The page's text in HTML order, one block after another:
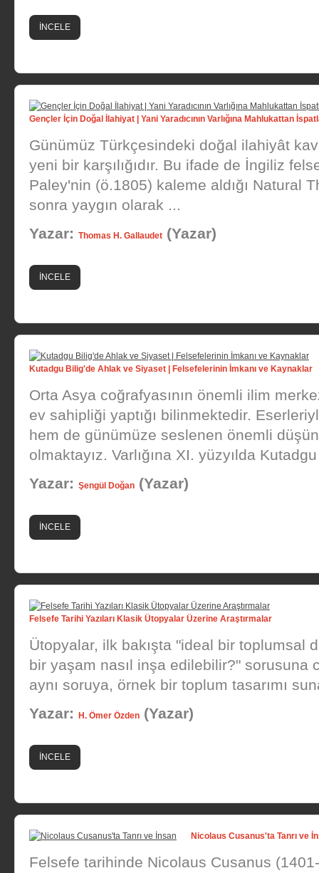
İNCELE
Gençler İçin Doğal İlahiyat | Yani Yaradıcının Varlığına Mahlukattan
Günümüz Türkçesindeki doğal ilahiyât
yeni bir karşılığıdır. Bu ifade de İngiliz
Paley'nin (ö.1805) kaleme aldığı Natural
sonra yaygın olarak ...
Yazar: Thomas H. Gallaudet (Yazar)
İNCELE
Kutadgu Bilig'de Ahlak ve Siyaset | Felsefelerinin İmkanı ve Kaynaklar
Orta Asya coğrafyasının önemli ilim
ev sahipliği yaptığı bilinmektedir.
hem de günümüze seslenen önemli
olmaktayız. Varlığına XI. yüzyılda
Yazar: Şengül Doğan (Yazar)
İNCELE
Felsefe Tarihi Yazıları Klasik Ütopyalar Üzerine Araştırmalar
Ütopyalar, ilk bakışta "ideal bir toplumsal
bir yaşam nasıl inşa edilebilir?" sorusuna
aynı soruya, örnek bir toplum tasarımı
Yazar:
H. Ömer Özden (Yazar)
İNCELE
Nicolaus Cusanus'ta Tanrı ve
Felsefe tarihinde Nicolaus Cusanus